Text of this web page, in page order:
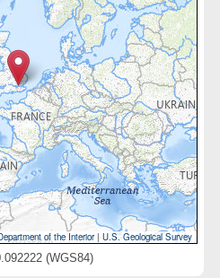
of the Interior|U.S. Geological Survey
(WGS84)